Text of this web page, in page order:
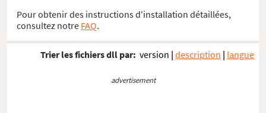
Pour obtenir des instructions d'installation détaillées,
consultez notre FAQ.
Trier les fichiers dll par: version | description | langue
advertisement